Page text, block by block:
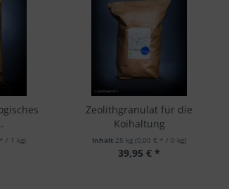
/ 1 kg)
Zeolithgranulat für die
Koihaltung
Inhalt 25 kg (0,00 € * / 0 kg)
39,95 € *